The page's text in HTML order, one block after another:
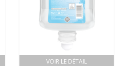
VOIR LE DÉTAIL